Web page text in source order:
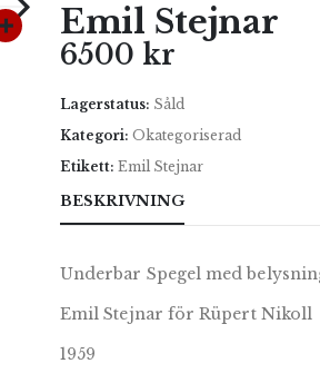
Emil Stejnar
6500 kr
Lagerstatus: Såld
Kategori: Okategoriserad
Etikett: Emil Stejnar
BESKRIVNING
Underbar Spegel med
Emil Stejnar för Rüpert Nikoll
1959